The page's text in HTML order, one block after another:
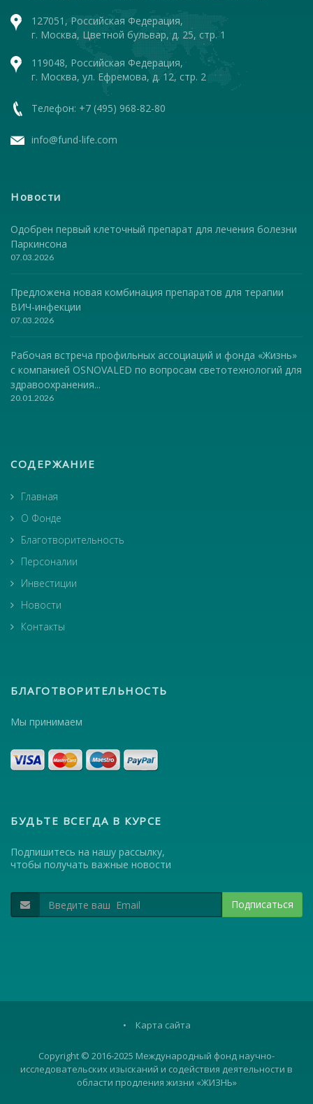
127051, Российская Федерация,
г. Москва, Цветной бульвар, д. 25, стр. 1
119048, Российская Федерация,
г. Москва, ул. Ефремова, д. 12, стр. 2
Телефон: +7 (495) 968-82-80
info@fund-life.com
Новости
Одобрен первый клеточный препарат для лечения болезни
Паркинсона
07.03.2026
Предложена новая комбинация препаратов для терапии
ВИЧ-инфекции
07.03.2026
Рабочая встреча профильных ассоциаций и фонда «Жизнь»
с компанией OSNOVALED по вопросам светотехнологий для
здравоохранения...
20.01.2026
СОДЕРЖАНИЕ
Главная
О Фонде
Благотворительность
Персоналии
Инвестиции
Новости
Контакты
БЛАГОТВОРИТЕЛЬНОСТЬ
Мы принимаем
БУДЬТЕ ВСЕГДА В КУРСЕ
Подпишитесь на нашу рассылку,
чтобы получать важные новости
Подписаться
• Карта сайта
Copyright © 2016-2025 Международный фонд научно-
исследовательских изысканий и содействия деятельности в
области продления жизни «ЖИЗНЬ»